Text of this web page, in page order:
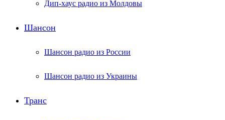
Дип-хаус радио из Молдовы
Шансон
Шансон радио из России
Шансон радио из Украины
Транс